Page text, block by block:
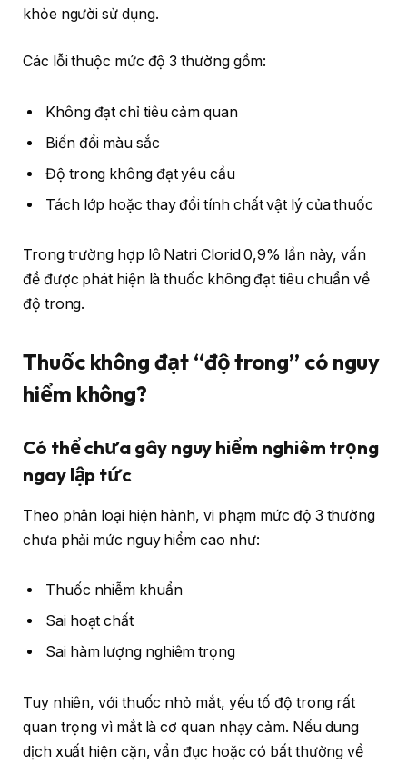
khỏe người sử dụng.
Các lỗi thuộc mức độ 3 thường gồm:
Không đạt chỉ tiêu cảm quan
Biến đổi màu sắc
Độ trong không đạt yêu cầu
Tách lớp hoặc thay đổi tính chất vật lý của thuốc
Trong trường hợp lô Natri Clorid 0,9% lần này, vấn
đề được phát hiện là thuốc không đạt tiêu chuẩn về
độ trong.
Thuốc không đạt “độ trong” có nguy
hiểm không?
Có thể chưa gây nguy hiểm nghiêm trọng
ngay lập tức
Theo phân loại hiện hành, vi phạm mức độ 3 thường
chưa phải mức nguy hiểm cao như:
Thuốc nhiễm khuẩn
Sai hoạt chất
Sai hàm lượng nghiêm trọng
Tuy nhiên, với thuốc nhỏ mắt, yếu tố độ trong rất
quan trọng vì mắt là cơ quan nhạy cảm. Nếu dung
dịch xuất hiện cặn, vẩn đục hoặc có bất thường về